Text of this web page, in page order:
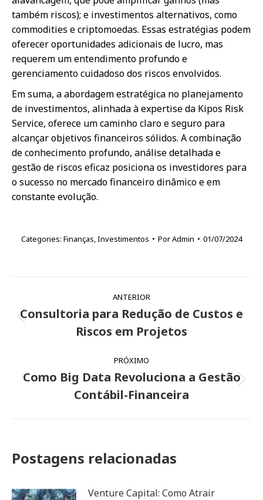
também riscos); e investimentos alternativos, como
commodities e criptomoedas. Essas estratégias podem
oferecer oportunidades adicionais de lucro, mas
requerem um entendimento profundo e
gerenciamento cuidadoso dos riscos envolvidos.
Em suma, a abordagem estratégica no planejamento
de investimentos, alinhada à expertise da Kipos Risk
Service, oferece um caminho claro e seguro para
alcançar objetivos financeiros sólidos. A combinação
de conhecimento profundo, análise detalhada e
gestão de riscos eficaz posiciona os investidores para
o sucesso no mercado financeiro dinâmico e em
constante evolução.
Categories: Finanças,Investimentos PorAdmin 01/07/2024
de
ANTERIOR
Post
anterior:
Consultoria para Redução de Custos e
Riscos em Projetos
PRÓXIMO
Próximo
post:
Como Big Data Revoluciona a Gestão
Contábil-Financeira
Postagens relacionadas
Venture Capital: Como Atrair